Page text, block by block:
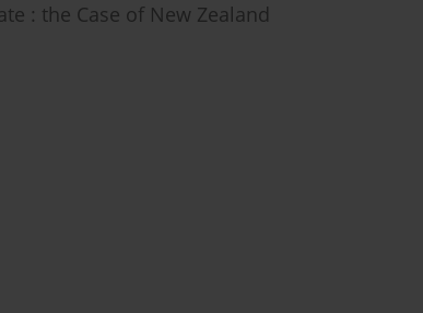
: the Case of New Zealand